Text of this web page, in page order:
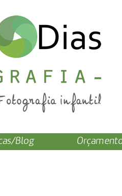
Blog